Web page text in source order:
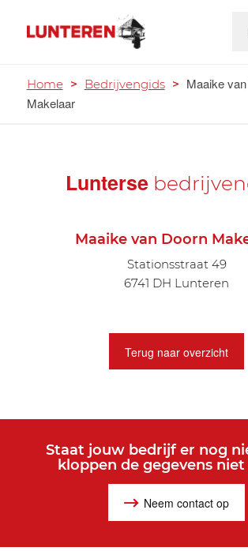
Home > Bedrijvengids > Maaike
Makelaar
Lunterse
Maaike van Doorn
Stationsstraat 49
6741 DH Lunteren
Terug naar overzicht
Staat jouw bedrijf er nog
kloppen de gegevens
Neem contact op